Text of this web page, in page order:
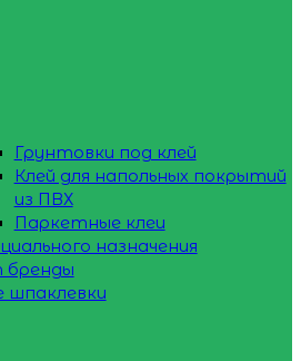
Грунтовки под клей
Клей для напольных покрытий
из ПВХ
Паркетные клеи
назначения
бренды
шпаклевки